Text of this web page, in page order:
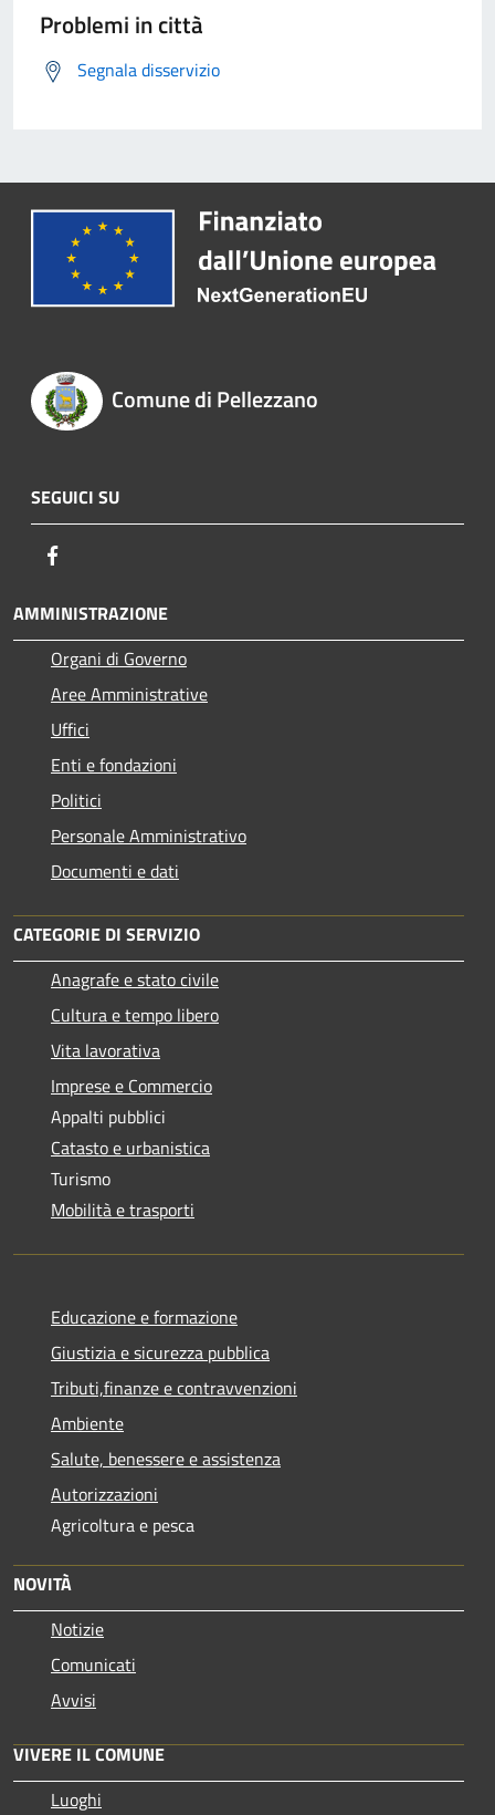
Problemi in città
Segnala disservizio
Comune di Pellezzano
SEGUICI SU
AMMINISTRAZIONE
Organi di Governo
Aree Amministrative
Uffici
Enti e fondazioni
Politici
Personale Amministrativo
Documenti e dati
CATEGORIE DI SERVIZIO
Anagrafe e stato civile
Cultura e tempo libero
Vita lavorativa
Imprese e Commercio
Appalti pubblici
Catasto e urbanistica
Turismo
Mobilità e trasporti
Educazione e formazione
Giustizia e sicurezza pubblica
Tributi,finanze e contravvenzioni
Ambiente
Salute, benessere e assistenza
Autorizzazioni
Agricoltura e pesca
NOVITÀ
Notizie
Comunicati
Avvisi
VIVERE IL COMUNE
Luoghi